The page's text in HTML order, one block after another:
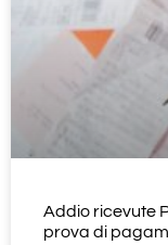
Addio ricevute
prova di